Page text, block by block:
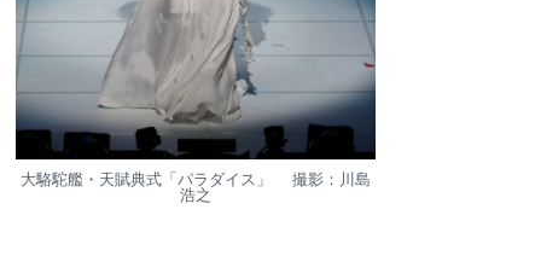
大駱駝艦・天賦典式「パラダイス」 撮影：川島
浩之